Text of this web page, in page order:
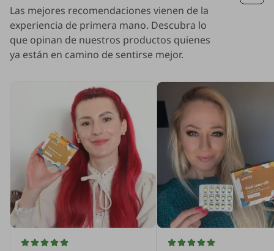
Las mejores recomendaciones vienen de la
experiencia de primera mano. Descubra lo
que opinan de nuestros productos quienes
ya están en camino de sentirse mejor.